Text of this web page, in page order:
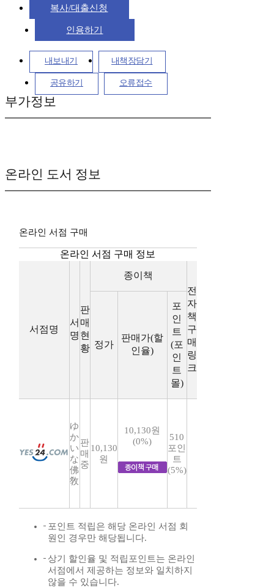
복사/대출신청
인용하기
내보내기 내책장담기
공유하기 오류접수
부가정보
온라인 도서 정보
온라인 서점 구매
온라인 서점 구매 정보
서점명
서
명
판
매
현
황
종이책
전
자
책
구
매
링
크
정가
판매가(할
인율)
포
인
트
(포
인
트
몰)
ゆ
か
い
な
佛
敎
판
매
중
10,130
원
10,130원
(0%)
510
포인
트
(5%)
포인트 적립은 해당 온라인 서점 회
원인 경우만 해당됩니다.
상기 할인율 및 적립포인트는 온라인
서점에서 제공하는 정보와 일치하지
않을 수 있습니다.